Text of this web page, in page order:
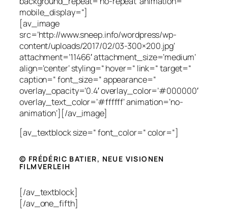
mobile_display=“]
[av_image
src=’http://www.sneep.info/wordpress/wp-
content/uploads/2017/02/03-300×200.jpg‘
attachment=’11466′ attachment_size=’medium‘
align=’center‘ styling=“ hover=“ link=“ target=“
caption=“ font_size=“ appearance=“
overlay_opacity=’0.4′ overlay_color=’#000000′
overlay_text_color=’#ffffff‘ animation=’no-
animation‘][/av_image]
[av_textblock size=“ font_color=“ color=“]
© FRÉDÉRIC BATIER, NEUE VISIONEN
FILMVERLEIH
[/av_textblock]
[/av_one_fifth]